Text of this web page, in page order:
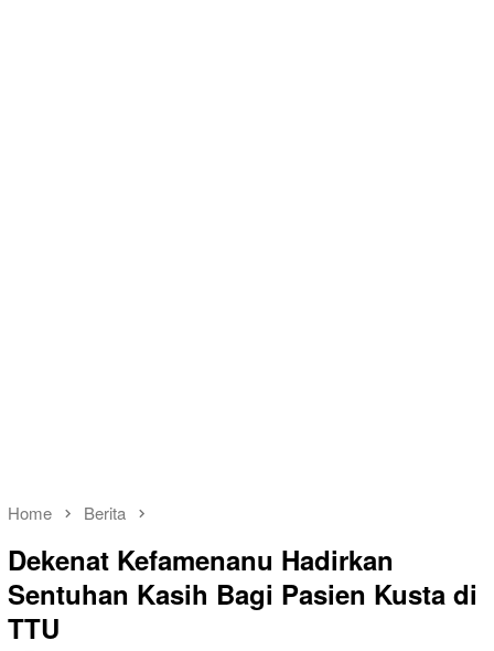
Home Berita
Dekenat Kefamenanu Hadirkan
Sentuhan Kasih Bagi Pasien Kusta di
TTU